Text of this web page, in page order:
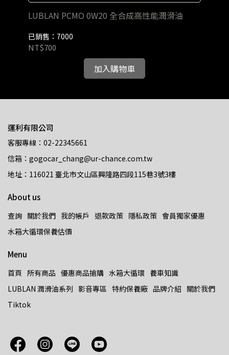
LUBLAN PCMO 0W20 全合成高性能潤滑油
已銷售：7000
NT$700
加入購物車
運利有限公司
客服專線：02-22345661
信箱：gogocar_chang@ur-chance.com.tw
地址：116021 臺北市文山區興隆路四段115巷3號3樓
About us
查詢 關於我們 我的帳戶 退款政策 隱私政策 會員獨家優惠
水箱大循環保養估價
Menu
首頁 所有商品 優惠商品搶購 水箱大循環 養車知識
LUBLAN 潤滑油系列 影音專區 特約保養廠 品牌介紹 關於我們
Tiktok